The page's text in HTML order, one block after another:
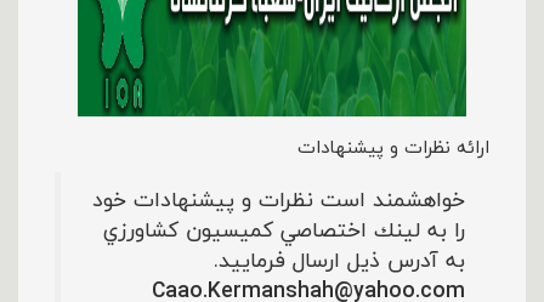
ارائه نظرات و پيشنهادات
خواهشمند است نظرات و پيشنهادات خود
را به لينك اختصاصي كميسيون كشاورزي
به آدرس ذيل ارسال فرماييد.
Caao.Kermanshah@yahoo.com